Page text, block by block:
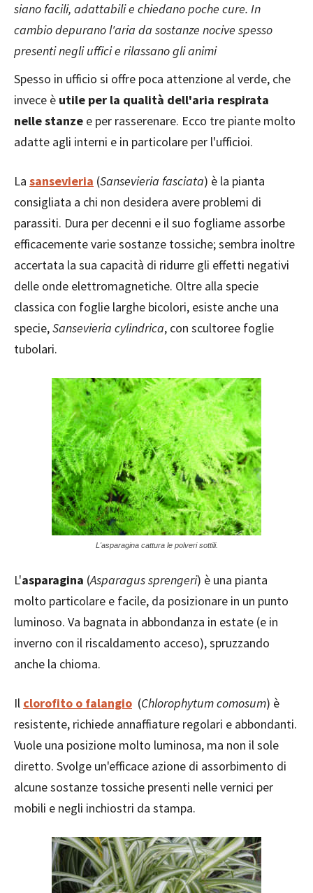
siano facili, adattabili e chiedano poche cure. In
cambio depurano l'aria da sostanze nocive spesso
presenti negli uffici e rilassano gli animi
Spesso in ufficio si offre poca attenzione al verde, che
invece è utile per la qualità dell'aria respirata
nelle stanze e per rasserenare. Ecco tre piante molto
adatte agli interni e in particolare per l'ufficioi.
La sansevieria (Sansevieria fasciata) è la pianta
consigliata a chi non desidera avere problemi di
parassiti. Dura per decenni e il suo fogliame assorbe
efficacemente varie sostanze tossiche; sembra inoltre
accertata la sua capacità di ridurre gli effetti negativi
delle onde elettromagnetiche. Oltre alla specie
classica con foglie larghe bicolori, esiste anche una
specie,Sansevieria cylindrica, con scultoree foglie
tubolari.
L'asparagina cattura le polveri sottili.
L'asparagina (Asparagus sprengeri) è una pianta
molto particolare e facile, da posizionare in un punto
luminoso. Va bagnata in abbondanza in estate (e in
inverno con il riscaldamento acceso), spruzzando
anche la chioma.
Il clorofito o falangio (Chlorophytum comosum) è
resistente, richiede annaffiature regolari e abbondanti.
Vuole una posizione molto luminosa, ma non il sole
diretto. Svolge un'efficace azione di assorbimento di
alcune sostanze tossiche presenti nelle vernici per
mobili e negli inchiostri da stampa.